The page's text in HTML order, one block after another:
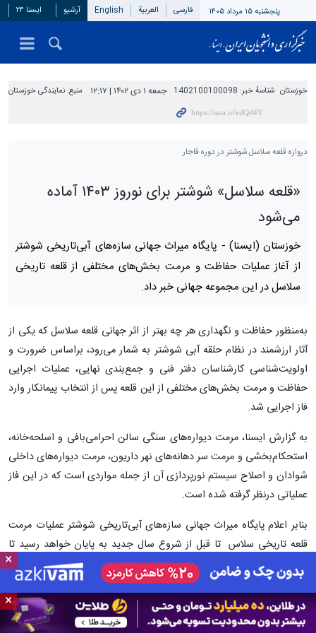
پنجشنبه ۱۵ مرداد ۱۴۰۵ فارسی العربیة English آرشیو ایسنا ۲۴
خوزستان شناسهٔ خبر: 1402100100098 جمعه ۱ دی ۱۴۰۲ | ۱۲:۱۷ منبع: نمایندگی خوزستان
دروازه قلعه سلاسل شوشتر در دوره قاجار
«قلعه‌ سلاسل» شوشتر برای نوروز ۱۴۰۳ آماده
می‌شود
خوزستان (ایسنا) - پایگاه میراث‌ جهانی سازه‌های آبی‌تاریخی شوشتر
از آغاز عملیات حفاظت و مرمت بخش‌های مختلفی از قلعه تاریخی
سلاسل در این مجموعه جهانی خبر داد.
به‌منظور حفاظت و نگهداری هر چه بهتر از اثر جهانی قلعه‌ سلاسل که یکی از
آثار ارزشمند در نظام حلقه آبی شوشتر به شمار می‌رود، براساس ضرورت و
اولویت‌شناسی کارشناسان دفتر فنی و جمع‌بندی نهایی، عملیات اجرایی
حفاظت و مرمت بخش‌های مختلفی از این قلعه پس از انتخاب پیمانکار وارد
فاز اجرایی شد.
به گزارش ایسنا، مرمت دیواره‌های سنگی سالن احرامی‌بافی و اسلحه‌خانه،
استحکام‌بخشی و مرمت سر دهانه‌های نهر داریون، مرمت دیواره‌های داخلی
شوادان و اصلاح سیستم نورپردازی آن از جمله مواردی است که در این فاز
عملیاتی درنظر گرفته شده است.
بنابر اعلام پایگاه میراث‌ جهانی سازه‌های آبی‌تاریخی شوشتر عملیات مرمت
قلعه تاریخی سلاس تا قبل از شروع سال جدید به پایان خواهد رسید تا
پذیرای حضور گردشگران از سراسر کشور در نوروز ۱۴۰۳ باشد.
انتهای پیام
×
×